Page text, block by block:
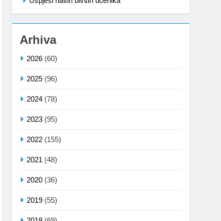
Arhiva
2026 (60)
2025 (96)
2024 (78)
2023 (95)
2022 (155)
2021 (48)
2020 (36)
2019 (55)